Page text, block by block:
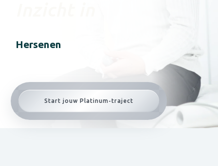
cellen & Energie
Start jouw Platinum-traject